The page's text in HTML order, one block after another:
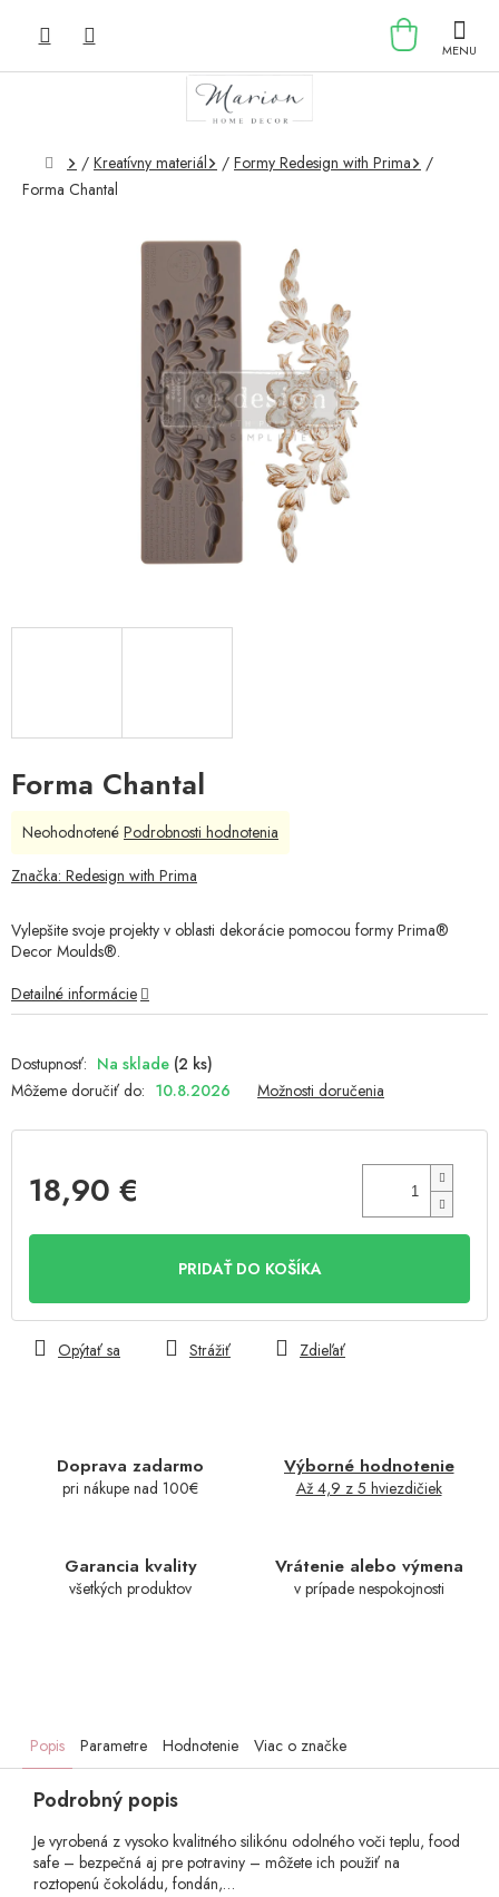
KOŠÍK
Domov
/ Kreatívny materiál / Formy Redesign with Prima
/
Forma Chantal
Forma Chantal
Na sklade (2 ks)
Môžeme doručiť do: 10.8.2026 Možnosti doručenia
18,90 €
PRIDAŤ DO KOŠÍKA
Doprava zadarmo
pri nákupe nad 100€
Výborné hodnotenie
Až 4,9 z 5 hviezdičiek
Garancia kvality
všetkých produktov
Vrátenie alebo výmena
v prípade nespokojnosti
Vylepšite svoje projekty v oblasti dekorácie pomocou formy Prima®
Decor Moulds®.
Detailné informácie
Opýtať sa Strážiť Zdieľať
Priemerné
produktu
z
5
Neohodnotené Podrobnosti hodnotenia
Značka: Redesign with Prima
Popis Parametre Hodnotenie Viac o značke
Podrobný popis
Je vyrobená z vysoko kvalitného silikónu odolného voči teplu, food
safe – bezpečná aj pre potraviny – môžete ich použiť na
roztopenú čokoládu, fondán,…